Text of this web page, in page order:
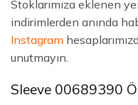
Stoklarımıza eklenen
indirimlerden anında
Instagram
unutmayın.
Sleeve 00689390